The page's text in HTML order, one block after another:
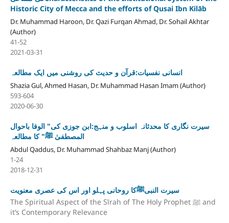
Historic City of Mecca and the efforts of Qusai Ibn Kilāb
Dr. Muhammad Haroon, Dr. Qazi Furqan Ahmad, Dr. Sohail Akhtar
(Author)
41-52
2021-03-31
انسانی نفسیات:قرآن و حدیث کی روشنی میں ایک مطالعہ
Shazia Gul, Ahmed Hasan, Dr. Muhammad Hasan Imam (Author)
593-604
2020-06-30
سیرت نگاری کا محدثانہ اسلوب و منہج:ابن جوزی کی" الوفا باحوال
المصطفیٰ ﷺ" کا مطالعہ
Abdul Qaddus, Dr. Muhammad Shahbaz Manj (Author)
1-24
2018-12-31
سیرت النبیﷺکا روحانی پہلو اور اس کی عصری معنویت
The Spiritual Aspect of the Sīrah of The Holy Prophet ﷺ and
it’s Contemporary Relevance